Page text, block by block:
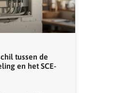
tussen de
en het SCE-